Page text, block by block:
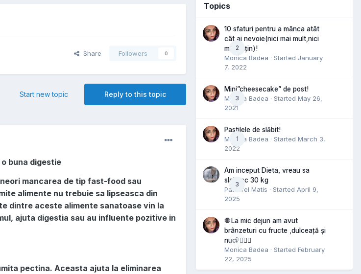
Share Followers 0
Reply to this topic
Start new topic
buna digestie
mancarea de tip fast-food sau
alimente nu trebuie sa lipseasca din
dintre aceste alimente sanatoase vin la
ajuta digestia sau au influente pozitive in
pectina. Aceasta ajuta la eliminarea
Topics
2
10 sfaturi pentru a mânca atât
cât ai nevoie(nici mai mult,nici
mai puțin)!
Monica Badea · Started January
7, 2022
3
Mini”cheesecake” de post!
Monica Badea · Started May 26,
2021
1
Pastilele de slăbit!
Monica Badea · Started March 3,
2022
3
Am inceput Dieta, vreau sa
slabesc 30 kg
Pastorel Matis · Started April 9,
2025
0
🛑La mic dejun am avut
brânzeturi cu fructe ,dulceață și
nuci 🤷🏻‍♀️
Monica Badea · Started February
22, 2025